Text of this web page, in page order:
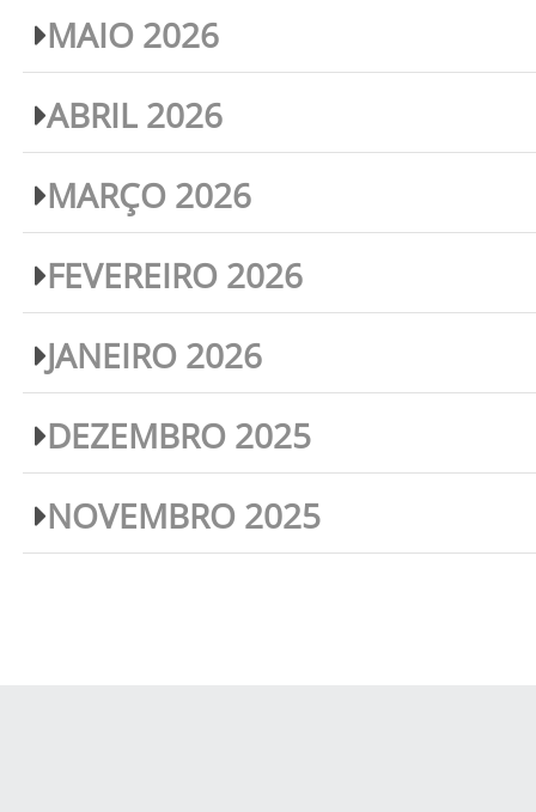
MAIO 2026
ABRIL 2026
MARÇO 2026
FEVEREIRO 2026
JANEIRO 2026
DEZEMBRO 2025
NOVEMBRO 2025